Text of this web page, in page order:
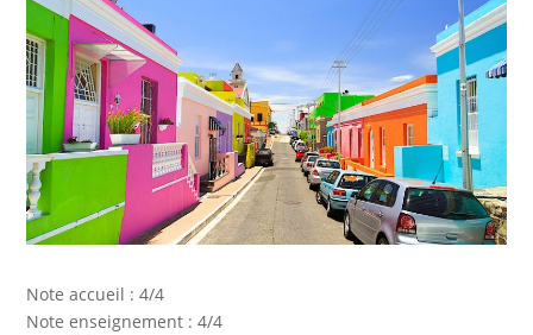
Note accueil : 4/4
Note enseignement : 4/4